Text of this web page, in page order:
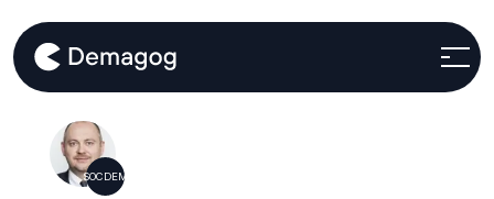
SOCDEM